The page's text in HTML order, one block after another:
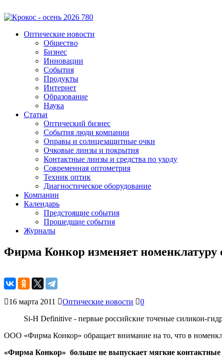
Оптические новости
Общество
Бизнес
Инновации
События
Продукты
Интернет
Образование
Наука
Статьи
Оптический бизнес
События люди компании
Оправы и солнцезащитные очки
Очковые линзы и покрытия
Контактные линзы и средства по уходу
Современная оптометрия
Техник оптик
Диагностическое оборудование
Компании
Календарь
Предстоящие события
Прошедшие события
Журналы
Фирма Конкор изменяет
16 марта 2011 Оптические новости
0
Si-H Definitive - первые российские точеные силикон-
ООО «Фирма Конкор» обращает внимание на то, что в
«Фирма Конкор» больше не выпускает мягкие